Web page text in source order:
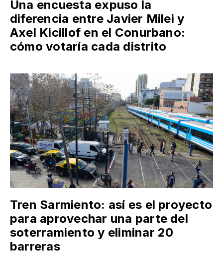
Una encuesta expuso la
diferencia entre Javier Milei y
Axel Kicillof en el Conurbano:
cómo votaría cada distrito
Tren Sarmiento: así es el proyecto
para aprovechar una parte del
soterramiento y eliminar 20
barreras